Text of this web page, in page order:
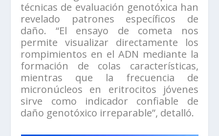
técnicas de evaluación genotóxica han
revelado patrones específicos de
daño. “El ensayo de cometa nos
permite visualizar directamente los
rompimientos en el ADN mediante la
formación de colas características,
mientras que la frecuencia de
micronúcleos en eritrocitos jóvenes
sirve como indicador confiable de
daño genotóxico irreparable”, detalló.